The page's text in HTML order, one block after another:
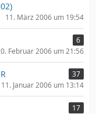
11. März 2006 um 19:54
6
Februar 2006 um 21:56
37
11. Januar 2006 um 13:14
17